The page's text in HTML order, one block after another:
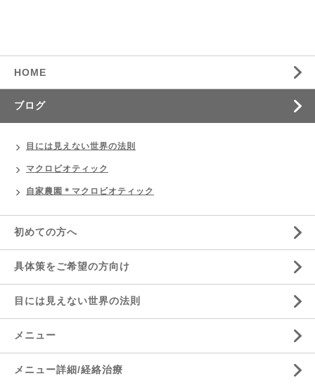
HOME
ブログ
目には見えない世界の法則
マクロビオティック
自家農園＊マクロビオティック
初めての方へ
具体策をご希望の方向け
目には見えない世界の法則
メニュー
メニュー詳細/経絡治療